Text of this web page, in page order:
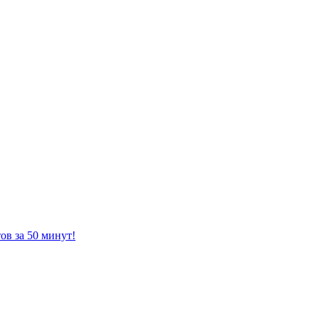
за 50 минут!